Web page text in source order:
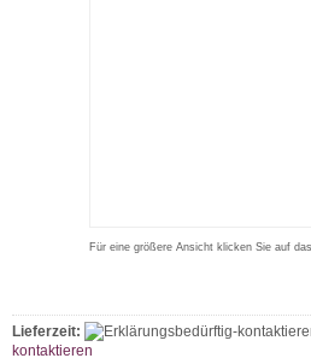
Für eine größere Ansicht klicken Sie auf
Lieferzeit:
kontaktieren